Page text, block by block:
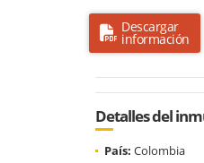
Descargar
información
Detalles del
País: Colombia